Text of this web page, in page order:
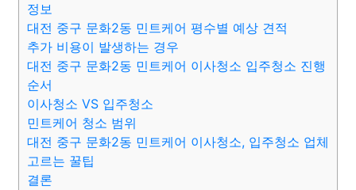
정보
대전 중구 문화2동 민트케어 평수별 예상 견적
추가 비용이 발생하는 경우
대전 중구 문화2동 민트케어 이사청소 입주청소 진행
순서
이사청소 VS 입주청소
민트케어 청소 범위
대전 중구 문화2동 민트케어 이사청소, 입주청소 업체
고르는 꿀팁
결론